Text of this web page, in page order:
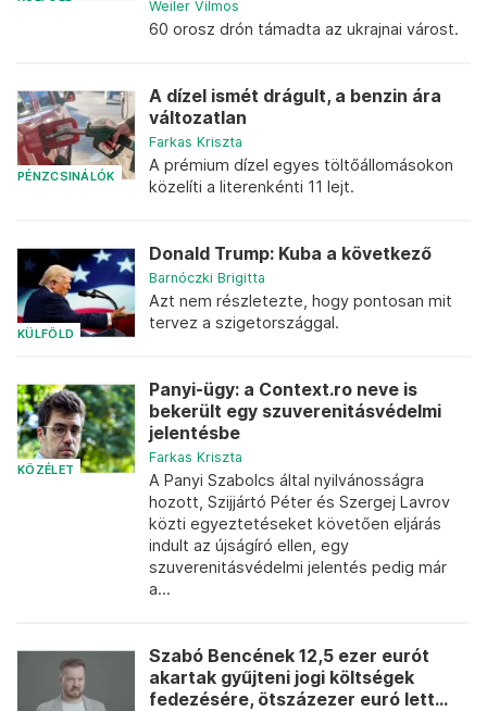
Weiler Vilmos
60 orosz drón támadta az ukrajnai várost.
PÉNZCSINÁLÓK
A dízel ismét drágult, a benzin ára
változatlan
Farkas Kriszta
A prémium dízel egyes töltőállomásokon
közelíti a literenkénti 11 lejt.
KÜLFÖLD
Donald Trump: Kuba a következő
Barnóczki Brigitta
Azt nem részletezte, hogy pontosan mit
tervez a szigetországgal.
KÖZÉLET
Panyi-ügy: a Context.ro neve is
bekerült egy szuverenitásvédelmi
jelentésbe
Farkas Kriszta
A Panyi Szabolcs által nyilvánosságra
hozott, Szijjártó Péter és Szergej Lavrov
közti egyeztetéseket követően eljárás
indult az újságíró ellen, egy
szuverenitásvédelmi jelentés pedig már
a...
Szabó Bencének 12,5 ezer eurót
akartak gyűjteni jogi költségek
fedezésére, ötszázezer euró lett...